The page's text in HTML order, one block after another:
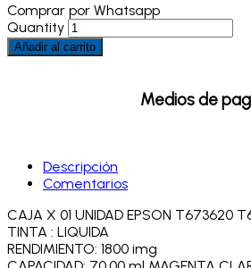
Comprar por Whatsapp
Quantity
Añadir al carrito
Medios de
Descripción
Comentarios
CAJA X 01 UNIDAD EPSON T673620
TINTA : LIQUIDA
RENDIMIENTO: 1800 img